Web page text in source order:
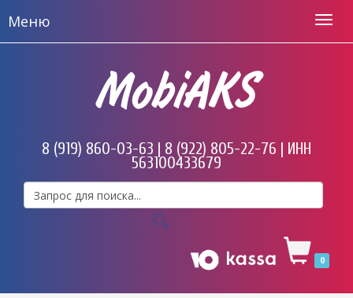
Меню
MobiAKS
8 (919) 860-03-63 | 8 (922) 805-22-76 | ИНН
563100433679
0